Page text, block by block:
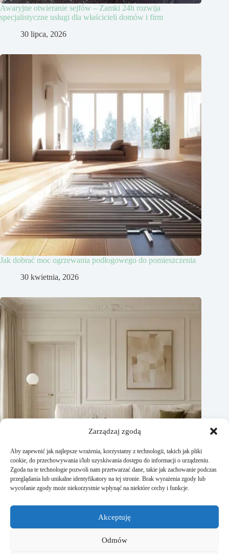
Zarządzaj zgodą
Aby zapewnić jak najlepsze wrażenia, korzystamy z technologii, takich jak pliki
cookie, do przechowywania i/lub uzyskiwania dostępu do informacji o urządzeniu.
Zgoda na te technologie pozwoli nam przetwarzać dane, takie jak zachowanie podczas
przeglądania lub unikalne identyfikatory na tej stronie. Brak wyrażenia zgody lub
wycofanie zgody może niekorzystnie wpłynąć na niektóre cechy i funkcje.
Akceptuję
Odmów
Awaryjne otwieranie sejfów – Zamki 24h rozwija
specjalistyczne usługi dla właścicieli domów i firm
30 lipca, 2026
Jak dobrać moc ogrzewania podłogowego do pomieszczenia
30 kwietnia, 2026